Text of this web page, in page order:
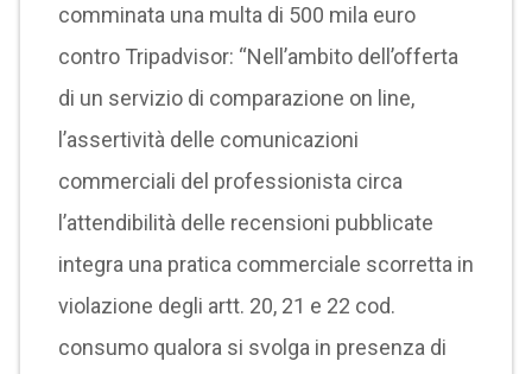
comminata una multa di 500 mila euro
contro Tripadvisor: “Nell’ambito dell’offerta
di un servizio di comparazione on line,
l’assertività delle comunicazioni
commerciali del professionista circa
l’attendibilità delle recensioni pubblicate
integra una pratica commerciale scorretta in
violazione degli artt. 20, 21 e 22 cod.
consumo qualora si svolga in presenza di